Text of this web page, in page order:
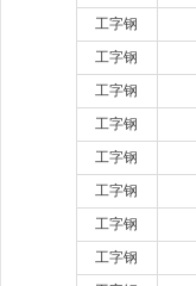
工字钢
工字钢
工字钢
工字钢
工字钢
工字钢
工字钢
工字钢